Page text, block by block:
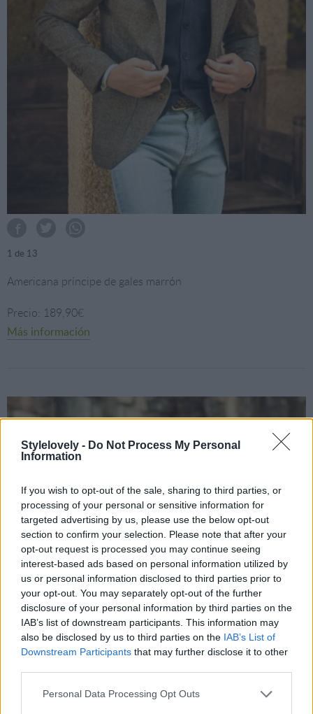
Stylelovely - Do Not Process My Personal
Information
If you wish to opt-out of the sale, sharing to third parties, or
processing of your personal or sensitive information for
targeted advertising by us, please use the below opt-out
section to confirm your selection. Please note that after your
opt-out request is processed you may continue seeing
interest-based ads based on personal information utilized by
us or personal information disclosed to third parties prior to
your opt-out. You may separately opt-out of the further
disclosure of your personal information by third parties on the
IAB’s list of downstream participants. This information may
also be disclosed by us to third parties on the IAB’s List of
Downstream Participants that may further disclose it to other
Personal Data Processing Opt Outs
1 de 13
Americana príncipe de gales marrón
Precio: 189,90€
Más información